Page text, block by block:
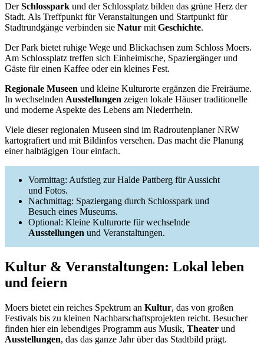
DerSchlosspark und der Schlossplatz bilden das grüne Herz der
Stadt. Als Treffpunkt für Veranstaltungen und Startpunkt für
Stadtrundgänge verbinden sie Natur mit Geschichte.
Der Park bietet ruhige Wege und Blickachsen zum Schloss Moers.
Am Schlossplatz treffen sich Einheimische, Spaziergänger und
Gäste für einen Kaffee oder ein kleines Fest.
Regionale Museen und kleine Kulturorte ergänzen die Freiräume.
In wechselnden Ausstellungen zeigen lokale Häuser traditionelle
und moderne Aspekte des Lebens am Niederrhein.
Viele dieser regionalen Museen sind im Radroutenplaner NRW
kartografiert und mit Bildinfos versehen. Das macht die Planung
einer halbtägigen Tour einfach.
Vormittag: Aufstieg zur Halde Pattberg für Aussicht
und Fotos.
Nachmittag: Spaziergang durch Schlosspark und
Besuch eines Museums.
Optional: Kleine Kulturorte für wechselnde
Ausstellungen und Veranstaltungen.
Kultur & Veranstaltungen: Lokal leben
und feiern
Moers bietet ein reiches Spektrum an Kultur, das von großen
Festivals bis zu kleinen Nachbarschaftsprojekten reicht. Besucher
finden hier ein lebendiges Programm aus Musik, Theater und
Ausstellungen, das das ganze Jahr über das Stadtbild prägt.